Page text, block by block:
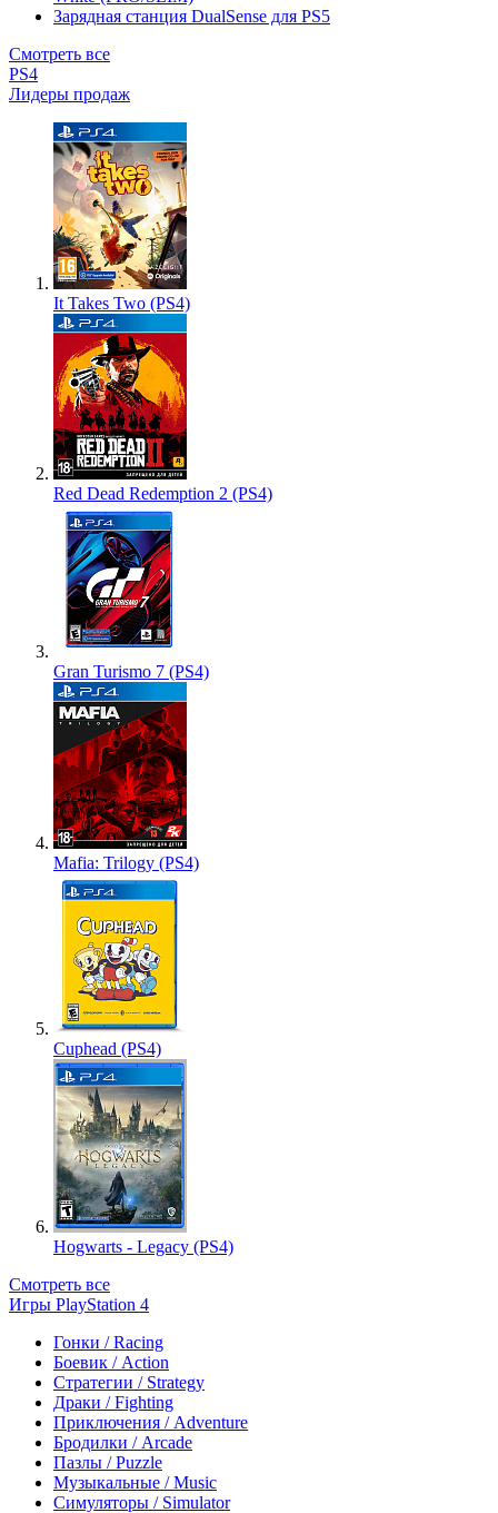
Зарядная станция DualSense для PS5
Смотреть все
PS4
Лидеры продаж
It Takes Two (PS4)
Red Dead Redemption 2 (PS4)
Gran Turismo 7 (PS4)
Mafia: Trilogy (PS4)
Cuphead (PS4)
Hogwarts - Legacy (PS4)
Смотреть все
Игры PlayStation 4
Гонки / Racing
Боевик / Action
Стратегии / Strategy
Драки / Fighting
Приключения / Adventure
Бродилки / Arcade
Пазлы / Puzzle
Музыкальные / Music
Симуляторы / Simulator